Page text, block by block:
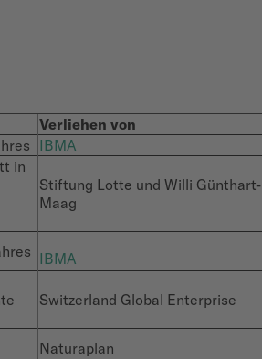
Verliehen von
IBMA
in
Stiftung Lotte und Willi Günthart-
Maag
IBMA
Switzerland Global Enterprise
Naturaplan